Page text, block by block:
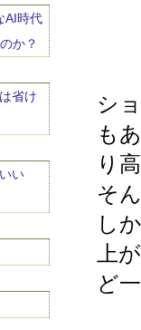
AI時代
か？
省け
い
シ
も
り
そ
し
上
ど